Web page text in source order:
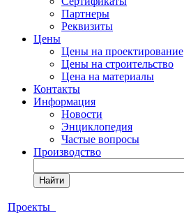
Партнеры
Реквизиты
Цены
Цены на проектирование
Цены на строительство
Цена на материалы
Контакты
Информация
Новости
Энциклопедия
Частые вопросы
Производство
Найти
Проекты